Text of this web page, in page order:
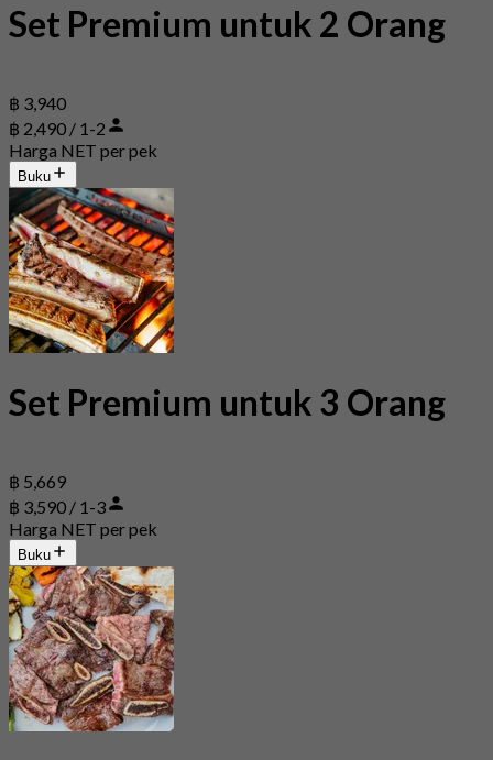
Set Premium untuk 2 Orang
฿ 3,940
฿ 2,490 / 1-2
Harga NET per pek
Buku
Set Premium untuk 3 Orang
฿ 5,669
฿ 3,590 / 1-3
Harga NET per pek
Buku